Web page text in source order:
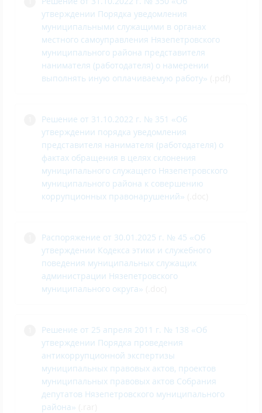
утверждении Порядка уведомления
муниципальными служащими в органах
местного самоуправления Нязепетровского
муниципального района представителя
нанимателя (работодателя) о намерении
выполнять иную оплачиваемую работу»
Решение от 31.10.2022 г. № 351 «Об
утверждении порядка уведомления
представителя нанимателя (работодателя) о
фактах обращения в целях склонения
муниципального служащего Нязепетровского
муниципального района к совершению
коррупционных правонарушений»
Распоряжение от 30.01.2025 г. № 45 «Об
утверждении Кодекса этики и служебного
поведения муниципальных служащих
администрации Нязепетровского
муниципального округа»
Решение от 25 апреля 2011 г. № 138 «Об
утверждении Порядка проведения
антикоррупционной экспертизы
муниципальных правовых актов, проектов
муниципальных правовых актов Собрания
депутатов Нязепетровского муниципального
района»